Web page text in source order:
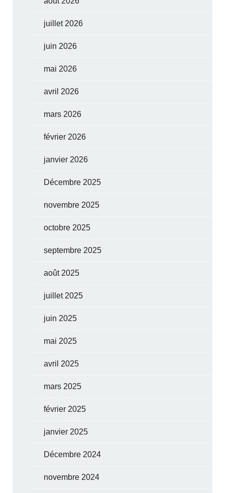
juillet 2026
juin 2026
mai 2026
avril 2026
mars 2026
février 2026
janvier 2026
Décembre 2025
novembre 2025
octobre 2025
septembre 2025
août 2025
juillet 2025
juin 2025
mai 2025
avril 2025
mars 2025
février 2025
janvier 2025
Décembre 2024
novembre 2024